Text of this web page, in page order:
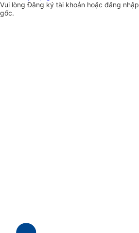
Vui lòngĐăng ký tài khoản hoặc đăng nhập
gốc.